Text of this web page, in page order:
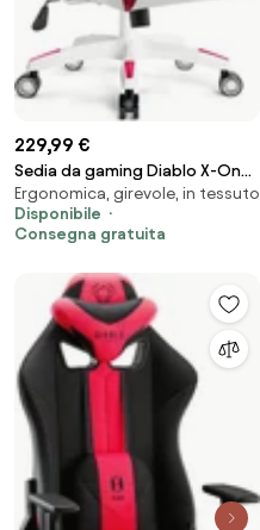
229,99 €
Sedia da gaming Diablo X-One
2.0 Candy Rose: Normal Size
Ergonomica, girevole, in tessuto
Disponibile
Consegna gratuita